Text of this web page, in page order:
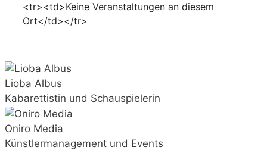
<tr><td>Keine Veranstaltungen an diesem
Ort</td></tr>
Lioba Albus
Kabarettistin und Schauspielerin
Oniro Media
Künstlermanagement und Events